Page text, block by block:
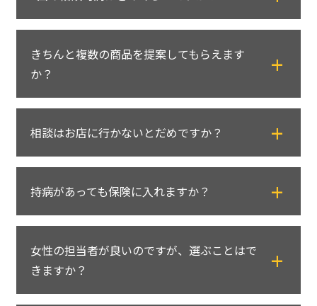
保険の知識がない場合でも、保険の基礎知識
ついてまったくわからない方もご安心くださ
い。
時間で対応できるよう、30分程度の相談から
可能ですのでお気軽にご相談ください。
ご相談内容によって異なりますが、1回の相談
きちんと複数の商品を提案してもらえます
か？
ことで、多くの保険会社からお客さまにあっ
た保険商品を必ず複数提案することが出来ま
1つの商品のみをおすすめすることは一切あり
ません。
相談はお店に行かないとだめですか？
えて、ご自宅での保険相談も行っています。
店舗にいくことが現実的に厳しいお客さま
ください。
持病があっても保険に入れますか？
や既往症のある人でも加入しやすくした保険
商品を扱っております。しかし、通常の保険
に比べて保険料は割高となる可能性もありま
女性の担当者が良いのですが、選ぶことはで
きますか？